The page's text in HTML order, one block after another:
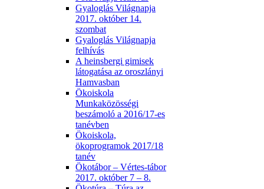
Gyaloglás Világnapja
2017. október 14.
szombat
Gyaloglás Világnapja
felhívás
A heinsbergi gimisek
látogatása az oroszlányi
Hamvasban
Ökoiskola
Munkaközösségi
beszámoló a 2016/17-es
tanévben
Ökoiskola,
ökoprogramok 2017/18
tanév
Ökotábor – Vértes-tábor
2017. október 7 – 8.